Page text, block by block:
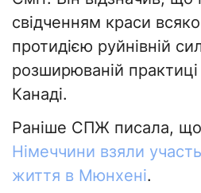
свідченням краси
протидією руйнівній
розширюваній практиці
Канаді.
Раніше СПЖ писала, що
Німеччини взяли
життя в Мюнхені.